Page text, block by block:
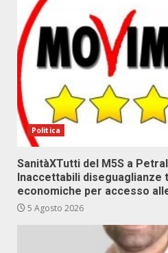
Politica
SanitàXTutti del M5S a
Inaccettabili
economiche per accesso
5 Agosto 2026